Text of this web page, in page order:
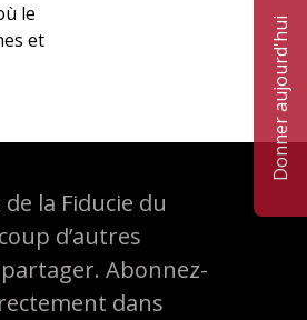
Donner aujourd'hui
le
et
la Fiducie du
d’autres
Abonnez-
dans